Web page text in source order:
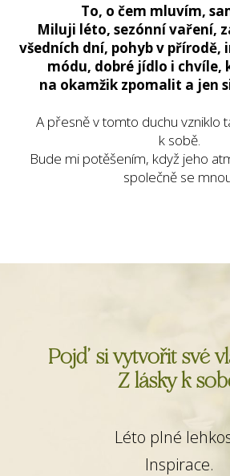
To, o čem mluvím,
Miluji léto, sezónní vaření,
všedních dní, pohyb v přírodě,
módu, dobré jídlo i chvíle,
na okamžik zpomalit a jen
A přesně v tomto duchu vzniklo
k sobě.
Bude mi potěšením, když jeho
společně se
Pojď si vytvořit své
Z lásky k
Léto plné
Inspirace.